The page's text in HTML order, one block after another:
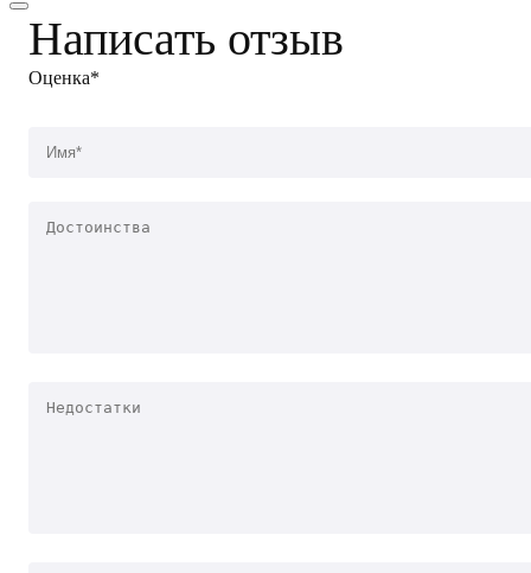
Написать отзыв
Оценка*